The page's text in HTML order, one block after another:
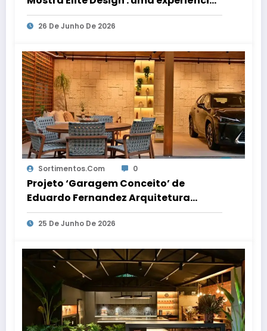
sensorial de acolhimento, conexão e
celebração
26 De Junho De 2026
Sortimentos.com 0
Projeto ‘Garagem Conceito’ de
Eduardo Fernandez Arquitetura
transforma o espaço em ambiente de
convivência e recepção
25 De Junho De 2026